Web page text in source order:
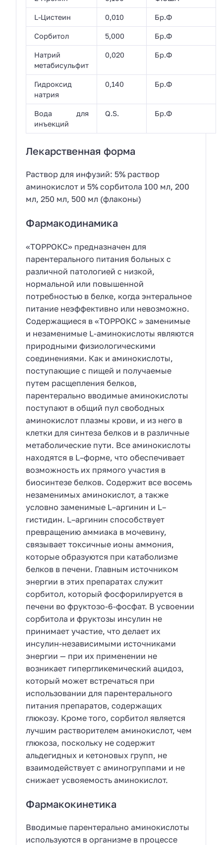
L-Цистеин 0,010 Бр.Ф
Сорбитол 5,000 Бр.Ф
Натрий
метабисульфит
0,020 Бр.Ф
Гидроксид
натрия
0,140 Бр.Ф
Вода для
инъекций
Q.S. Бр.Ф
Лекарственная форма
Раствор для инфузий: 5% раствор
аминокислот и 5% сорбитола 100 мл, 200
мл, 250 мл, 500 мл (флаконы)
Фармакодинамика
«ТОРРОКС» предназначен для
парентерального питания больных с
различной патологией с низкой,
нормальной или повышенной
потребностью в белке, когда энтеральное
питание неэффективно или невозможно.
Содержащиеся в «ТОРРОКС » заменимые
и незаменимые L-аминокислоты являются
природными физиологическими
соединениями. Как и аминокислоты,
поступающие с пищей и получаемые
путем расщепления белков,
парентерально вводимые аминокислоты
поступают в общий пул свободных
аминокислот плазмы крови, и из него в
клетки для синтеза белков и в различные
метаболические пути. Все аминокислоты
находятся в L–форме, что обеспечивает
возможность их прямого участия в
биосинтезе белков. Содержит все восемь
незаменимых аминокислот, а также
условно заменимые L–аргинин и L–
гистидин. L–аргинин способствует
превращению аммиака в мочевину,
связывает токсичные ионы аммония,
которые образуются при катаболизме
белков в печени. Главным источником
энергии в этих препаратах служит
сорбитол, который фосфорилируется в
печени во фруктозо-6-фосфат. В усвоении
сорбитола и фруктозы инсулин не
принимает участие, что делает их
инсулин-независимыми источниками
энергии — при их применении не
возникает гипергликемический ацидоз,
который может встречаться при
использовании для парентерального
питания препаратов, содержащих
глюкозу. Кроме того, сорбитол является
лучшим растворителем аминокислот, чем
глюкоза, поскольку не содержит
альдегидных и кетоновых групп, не
взаимодействует с аминогруппами и не
снижает усвояемость аминокислот.
Фармакокинетика
Вводимые парентерально аминокислоты
используются в организме в процессе